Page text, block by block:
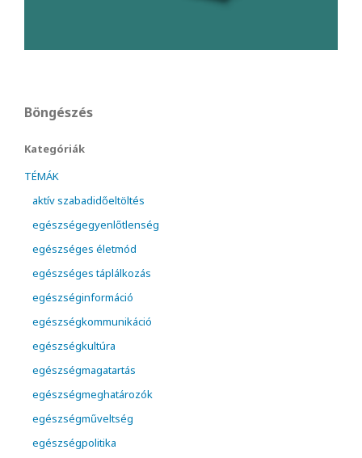
Böngészés
Kategóriák
TÉMÁK
aktív szabadidőeltöltés
egészségegyenlőtlenség
egészséges életmód
egészséges táplálkozás
egészséginformáció
egészségkommunikáció
egészségkultúra
egészségmagatartás
egészségmeghatározók
egészségműveltség
egészségpolitika